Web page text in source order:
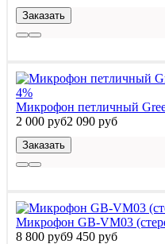
Заказать
4%
Микрофон петличный
2 000 руб2 090 руб
Заказать
Микрофон GB-VM03
8 800 руб9 450 руб